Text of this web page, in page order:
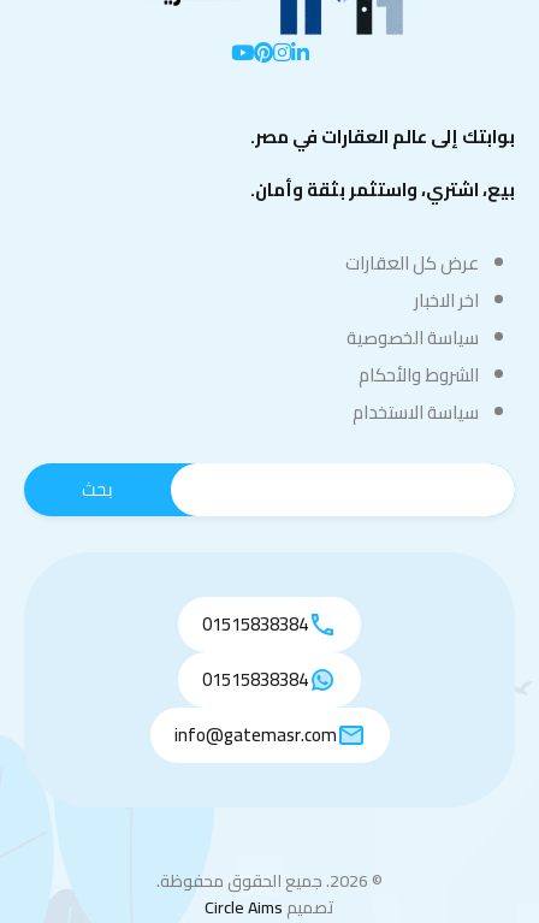
بوابتك إلى عالم العقارات في مصر.
بيع، اشتري، واستثمر بثقة وأمان.
عرض كل العقارات
اخر الاخبار
سياسة الخصوصية
الشروط والأحكام
سياسة الاستخدام
01515838384
01515838384
info@gatemasr.com
© 2026. جميع الحقوق محفوظة.
تصميمCircle Aims